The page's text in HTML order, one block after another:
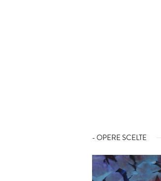
- OPERE SCELTE